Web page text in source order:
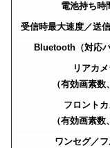
電池持ち時
受信時最大速度／送
Bluetooth（対応バ
リアカ
（有効画素数
フロント
（有効画素数
ワンセグ／